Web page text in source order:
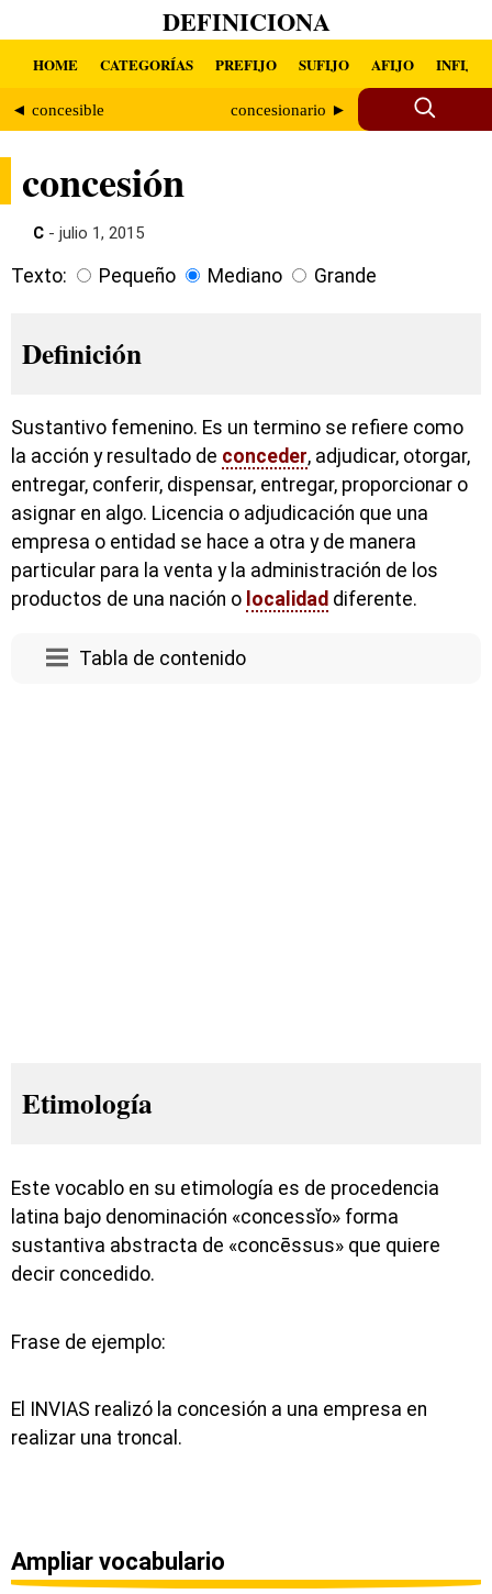
DEFINICIONA
HOME CATEGORÍAS PREFIJO SUFIJO AFIJO INFIJO
◄ concesible concesionario ►
concesión
C - julio 1, 2015
Texto: Pequeño Mediano Grande
Definición
Sustantivo femenino. Es un termino se refiere como
la acción y resultado de conceder, adjudicar, otorgar,
entregar, conferir, dispensar, entregar, proporcionar o
asignar en algo. Licencia o adjudicación que una
empresa o entidad se hace a otra y de manera
particular para la venta y la administración de los
productos de una nación o localidad diferente.
Tabla de contenido
Etimología
Este vocablo en su etimología es de procedencia
latina bajo denominación «concessĭo» forma
sustantiva abstracta de «concēssus» que quiere
decir concedido.
Frase de ejemplo:
El INVIAS realizó la concesión a una empresa en
realizar una troncal.
Ampliar vocabulario